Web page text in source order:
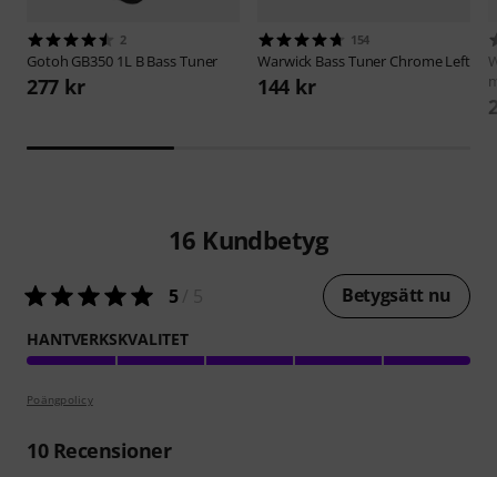
2
Gotoh GB350 1L B Bass Tuner
277 kr
154
Warwick Bass Tuner Chrome Left
144 kr
16 Kundbetyg
5/ 5 Betygsätt nu
HANTVERKSKVALITET
Poängpolicy
10Recensioner